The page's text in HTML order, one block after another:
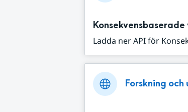
Ladda ner API för
Forskning